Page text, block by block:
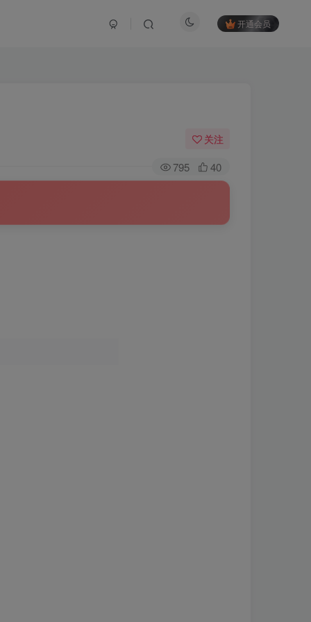
开通会员
关注
795 40